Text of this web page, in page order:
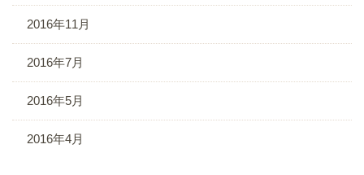
2016年11月
2016年7月
2016年5月
2016年4月